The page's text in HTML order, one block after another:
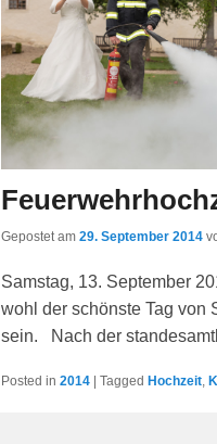
Gepostet am 29. September 2014
Samstag, 13. September
wohl der schönste Tag von
sein. Nach der
Posted in 2014 Tagged Hochzeit,